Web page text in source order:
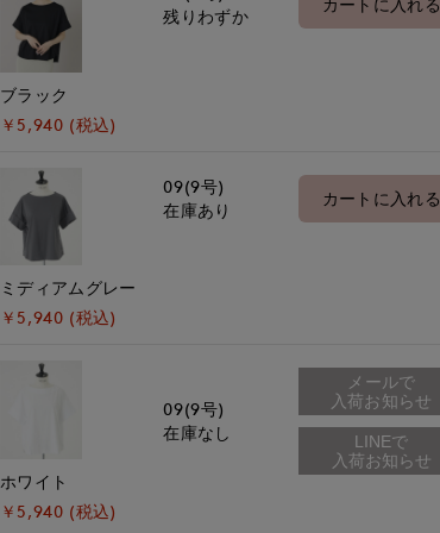
モデル身長:168cm 着用サイズ:09(M)
ブラック
￥5,940 (税込)
残りわずか
カートに入れる
ミディアムグレー
￥5,940 (税込)
09(9号)
在庫あり
カートに入れる
ホワイト
￥5,940 (税込)
09(9号)
在庫なし
メールで
入荷お知らせ